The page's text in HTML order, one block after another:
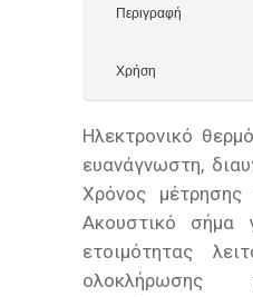
Περιγραφή
Χρήση
Ηλεκτρονικό
ευανάγνωστη,
Χρόνος
Ακουστικό σήμα
ετοιμότητας
ολοκλήρωσης